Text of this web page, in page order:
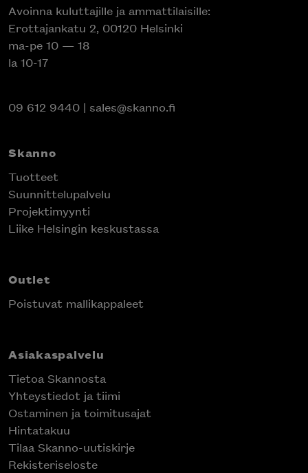
Avoinna kuluttajille ja ammattilaisille:
Erottajankatu 2, 00120 Helsinki
ma-pe 10 — 18
la 10-17
09 612 9440 | sales@skanno.fi
Skanno
Tuotteet
Suunnittelupalvelu
Projektimyynti
Liike Helsingin keskustassa
Outlet
Poistuvat mallikappaleet
Asiakaspalvelu
Tietoa Skannosta
Yhteystiedot ja tiimi
Ostaminen ja toimitusajat
Hintatakuu
Tilaa Skanno-uutiskirje
Rekisteriseloste